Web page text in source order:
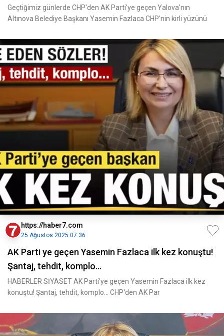
Geçtiğimiz günlerde CHP'den AK Parti'ye geçen Yalova'nın
Altınova Belediye Başkanı Yasemin Fazlaca CHP'nin kirli yüzünü
https://haber7.com
25 Ağustos 2025 07:36
AK Parti ye geçen Yasemin Fazlaca ilk kez konuştu!
Şantaj, tehdit, komplo...
HABERLER SİYASET AK Parti'ye geçen Yasemin Fazlaca ilk kez
konuştu! Şantaj, tehdit, komplo... CHP'den AK Par